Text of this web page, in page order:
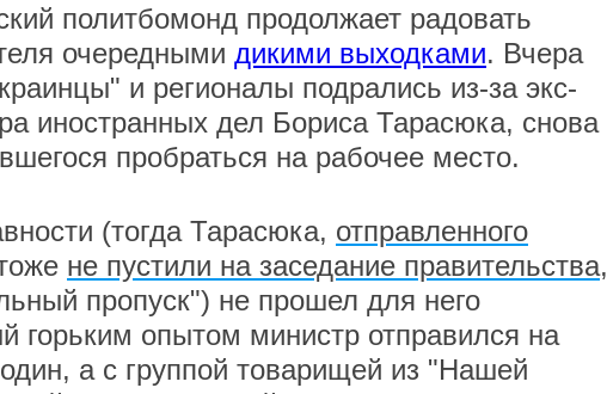
политбомонд продолжает радовать
очередными дикими выходками. Вчера
и регионалы подрались из-за экс-
иностранных дел Бориса Тарасюка, снова
пробраться на рабочее место.
(тогда Тарасюка, отправленного
не пустили на заседание правительства,
пропуск") не прошел для него
горьким опытом министр отправился на
а с группой товарищей из "Нашей